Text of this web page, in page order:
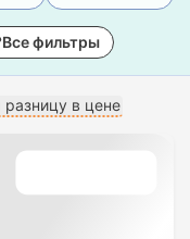
Все фильтры
в цене